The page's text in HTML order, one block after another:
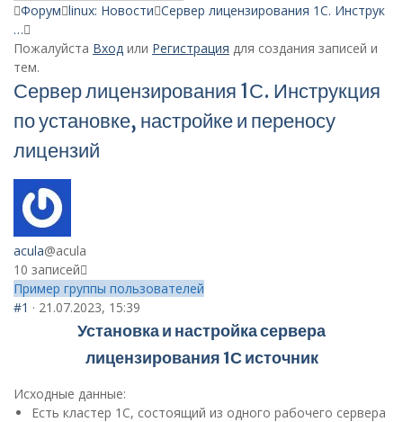
Форум
breadcrumbs
-
Вы
здесь:
Форум linux: Новости Сервер лицензирования 1С. Инструк
…
Пожалуйста Вход или Регистрация для создания записей и
тем.
Сервер лицензирования 1С. Инструкция
по установке, настройке и переносу
лицензий
acula@acula
10 записей
Пример группы пользователей
#1 · 21.07.2023, 15:39
Установка и настройка сервера
лицензирования 1Систочник
Исходные данные:
Есть кластер 1С, состоящий из одного рабочего сервера